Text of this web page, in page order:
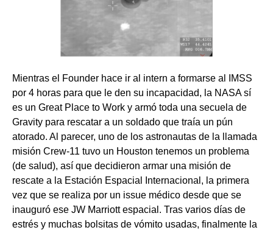
Mientras el Founder hace ir al intern a formarse al IMSS
por 4 horas para que le den su incapacidad, la NASA sí
es un Great Place to Work y armó toda una secuela de
Gravity para rescatar a un soldado que traía un pún
atorado. Al parecer, uno de los astronautas de la llamada
misión Crew-11 tuvo un Houston tenemos un problema
(de salud), así que decidieron armar una misión de
rescate a la Estación Espacial Internacional, la primera
vez que se realiza por un issue médico desde que se
inauguró ese JW Marriott espacial. Tras varios días de
estrés y muchas bolsitas de vómito usadas, finalmente la